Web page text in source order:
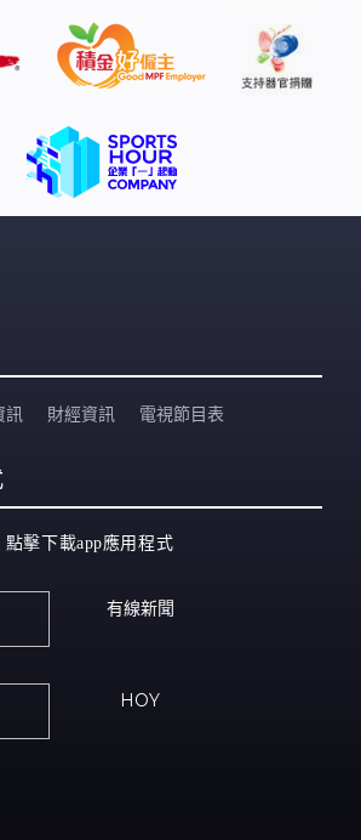
訊 財經資訊 電視節目表
點擊下載app應用程式
有線新聞
HOY